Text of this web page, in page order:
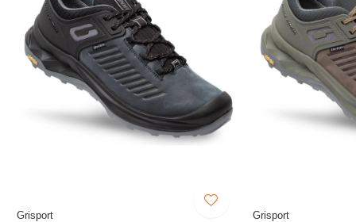
Grisport Grisport